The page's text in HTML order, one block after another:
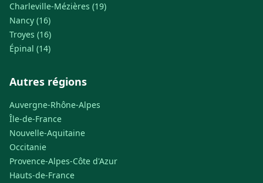
Charleville-Mézières (19)
Nancy (16)
Troyes (16)
Épinal (14)
Autres régions
Auvergne-Rhône-Alpes
Île-de-France
Nouvelle-Aquitaine
Occitanie
Provence-Alpes-Côte d'Azur
Hauts-de-France